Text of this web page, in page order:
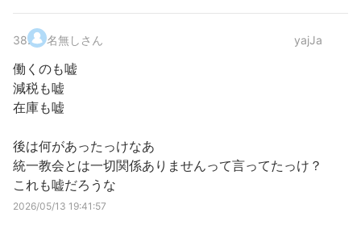
38. 名無しさん yajJa
働くのも嘘
減税も嘘
在庫も嘘
後は何があったっけなあ
統一教会とは一切関係ありませんって言ってたっけ？
これも嘘だろうな
2026/05/13 19:41:57